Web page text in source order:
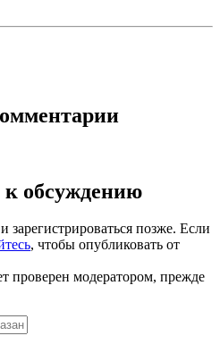
к обсуждению
зарегистрироваться позже. Если
, чтобы опубликовать от
проверен модератором, прежде